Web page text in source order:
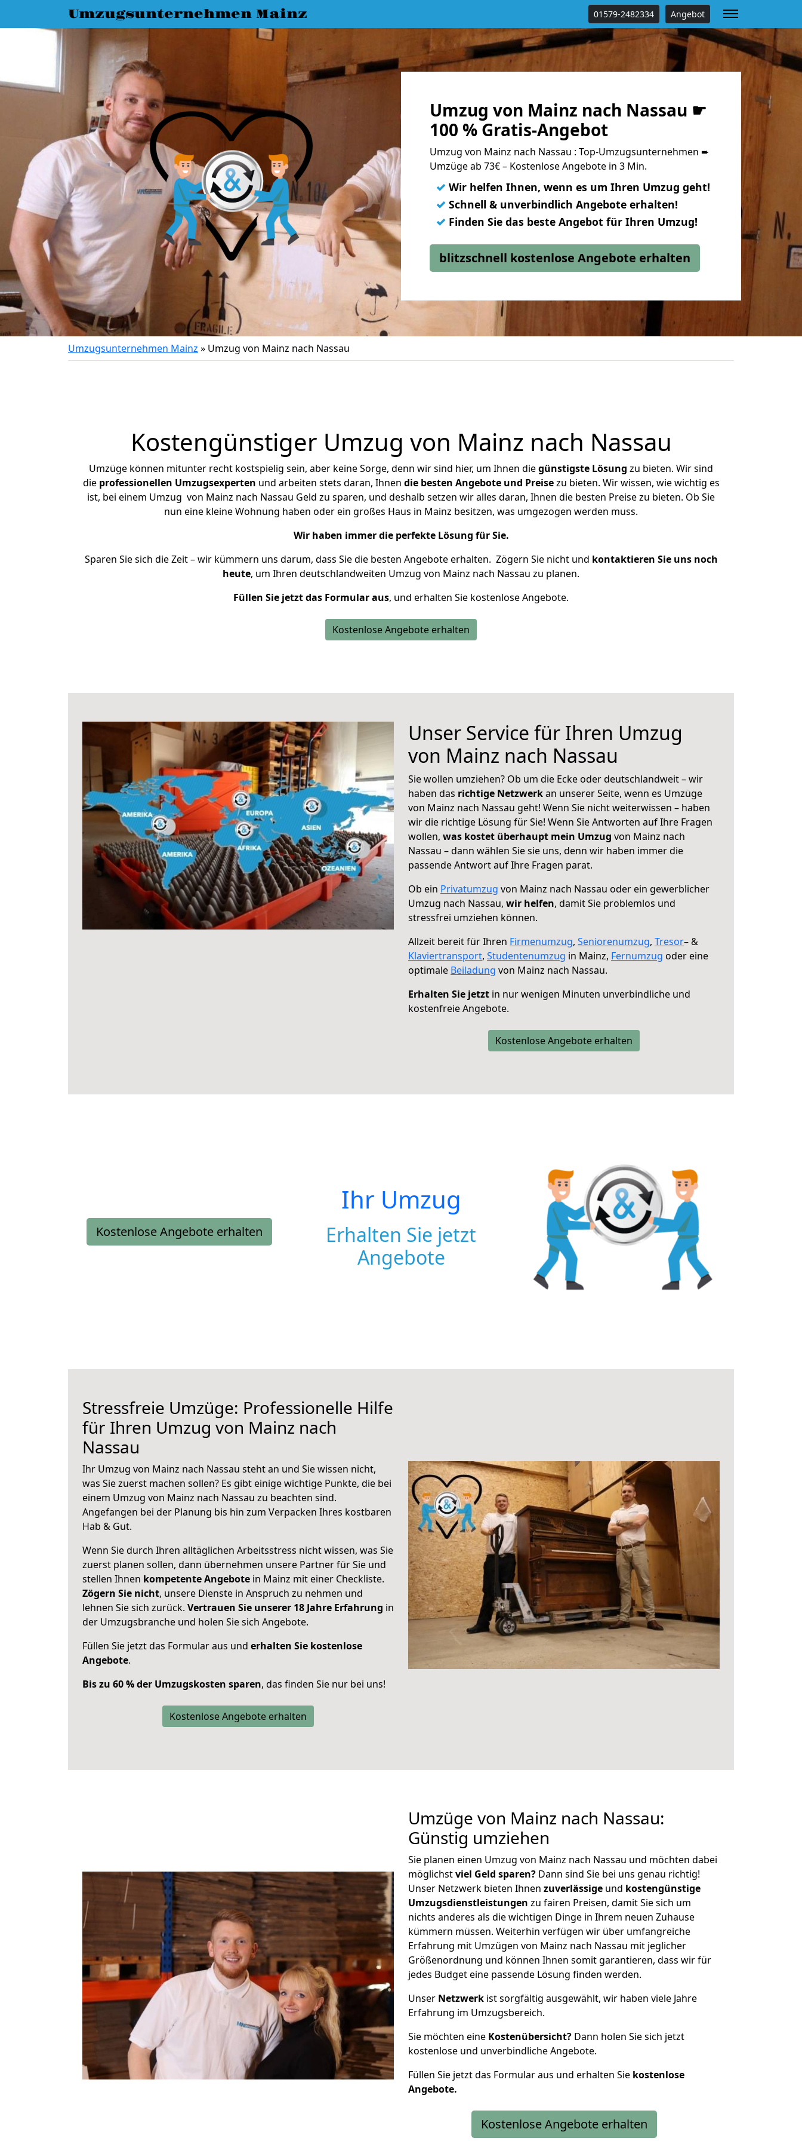
Umzugsunternehmen Mainz 01579-2482334 Angebot
Umzug von Mainz nach Nassau ☛
100 % Gratis-Angebot
Umzug von Mainz nach Nassau : Top-Umzugsunternehmen ➨
Umzüge ab 73€ – Kostenlose Angebote in 3 Min.
✓ Wir helfen Ihnen, wenn es um Ihren Umzug geht!
✓ Schnell & unverbindlich Angebote erhalten!
✓ Finden Sie das beste Angebot für Ihren Umzug!
blitzschnell kostenlose Angebote erhalten
Umzugsunternehmen Mainz » Umzug von Mainz nach Nassau
Kostengünstiger Umzug von Mainz nach Nassau
Umzüge können mitunter recht kostspielig sein, aber keine Sorge, denn wir sind hier, um Ihnen diegünstigste Lösung zu bieten. Wir sind
die professionellen Umzugsexperten und arbeiten stets daran, Ihnen die besten Angebote und Preisezu bieten. Wir wissen, wie wichtig es
ist, bei einem Umzug von Mainz nach Nassau Geld zu sparen, und deshalb setzen wir alles daran, Ihnen die besten Preise zu bieten. Ob Sie
nun eine kleine Wohnung haben oder ein großes Haus in Mainz besitzen, was umgezogen werden muss.
Wir haben immer die perfekte Lösung für Sie.
Sparen Sie sich die Zeit – wir kümmern uns darum, dass Sie die besten Angebote erhalten. Zögern Sie nicht und kontaktieren Sie uns noch
heute, um Ihren deutschlandweiten Umzug von Mainz nach Nassau zu planen.
Füllen Sie jetzt das Formular aus, und erhalten Sie kostenlose Angebote.
Kostenlose Angebote erhalten
Unser Service für Ihren Umzug
von Mainz nach Nassau
Sie wollen umziehen? Ob um die Ecke oder deutschlandweit – wir
haben das richtige Netzwerkan unserer Seite, wenn es Umzüge
von Mainz nach Nassau geht! Wenn Sie nicht weiterwissen – haben
wir die richtige Lösung für Sie! Wenn Sie Antworten auf Ihre Fragen
wollen, was kostet überhaupt mein Umzug von Mainz nach
Nassau – dann wählen Sie sie uns, denn wir haben immer die
passende Antwort auf Ihre Fragen parat.
Ob ein Privatumzug von Mainz nach Nassau oder ein gewerblicher
Umzug nach Nassau, wir helfen, damit Sie problemlos und
stressfrei umziehen können.
Allzeit bereit für Ihren Firmenumzug, Seniorenumzug, Tresor– &
Klaviertransport, Studentenumzug in Mainz, Fernumzug oder eine
optimale Beiladung von Mainz nach Nassau.
Erhalten Sie jetzt in nur wenigen Minuten unverbindliche und
kostenfreie Angebote.
Kostenlose Angebote erhalten
Kostenlose Angebote erhalten
Ihr Umzug
Erhalten Sie jetzt
Angebote
Stressfreie Umzüge: Professionelle Hilfe
für Ihren Umzug von Mainz nach
Nassau
Ihr Umzug von Mainz nach Nassau steht an und Sie wissen nicht,
was Sie zuerst machen sollen? Es gibt einige wichtige Punkte, die bei
einem Umzug von Mainz nach Nassau zu beachten sind.
Angefangen bei der Planung bis hin zum Verpacken Ihres kostbaren
Hab & Gut.
Wenn Sie durch Ihren alltäglichen Arbeitsstress nicht wissen, was Sie
zuerst planen sollen, dann übernehmen unsere Partner für Sie und
stellen Ihnen kompetente Angebote in Mainz mit einer Checkliste.
Zögern Sie nicht, unsere Dienste in Anspruch zu nehmen und
lehnen Sie sich zurück. Vertrauen Sie unserer 18 Jahre Erfahrung in
der Umzugsbranche und holen Sie sich Angebote.
Füllen Sie jetzt das Formular aus und erhalten Sie kostenlose
Angebote.
Bis zu 60 % der Umzugskosten sparen, das finden Sie nur bei uns!
Kostenlose Angebote erhalten
Umzüge von Mainz nach Nassau:
Günstig umziehen
Sie planen einen Umzug von Mainz nach Nassau und möchten dabei
möglichstviel Geld sparen? Dann sind Sie bei uns genau richtig!
Unser Netzwerk bieten Ihnen zuverlässige und kostengünstige
Umzugsdienstleistungen zu fairen Preisen, damit Sie sich um
nichts anderes als die wichtigen Dinge in Ihrem neuen Zuhause
kümmern müssen. Weiterhin verfügen wir über umfangreiche
Erfahrung mit Umzügen von Mainz nach Nassau mit jeglicher
Größenordnung und können Ihnen somit garantieren, dass wir für
jedes Budget eine passende Lösung finden werden.
Unser Netzwerk ist sorgfältig ausgewählt, wir haben viele Jahre
Erfahrung im Umzugsbereich.
Sie möchten eine Kostenübersicht? Dann holen Sie sich jetzt
kostenlose und unverbindliche Angebote.
Füllen Sie jetzt das Formular aus und erhalten Sie kostenlose
Angebote.
Kostenlose Angebote erhalten